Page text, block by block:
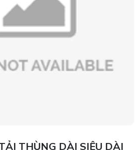
THÙNG DÀI SIÊU DÀI